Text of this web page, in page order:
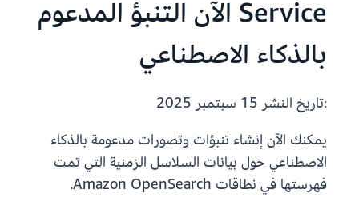
Service الآن التنبؤ المدعوم
بالذكاء الاصطناعي
:تاريخ النشر
يمكنك الآن إنشاء تنبؤات وتصورات مدعومة بالذكاء
الاصطناعي حول بيانات السلاسل الزمنية التي تمت
فهرستها في نطاقات Amazon OpenSearch.